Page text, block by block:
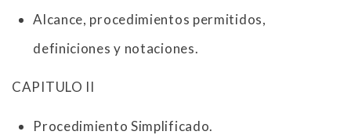
Alcance, procedimientos permitidos,
definiciones y notaciones.
CAPITULO II
Procedimiento Simplificado.